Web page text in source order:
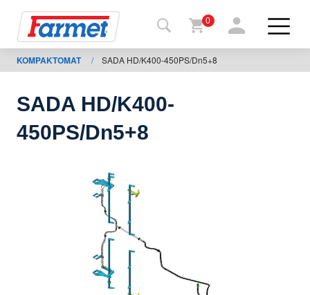
shop
nedladdning
0
KOMPAKTOMAT / SADA HD/K400-450PS/Dn5+8
SADA HD/K400-
450PS/Dn5+8